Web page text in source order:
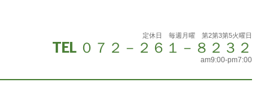
定休日 毎週月曜 第2第3第5火曜日
TEL ０７２－２６１－８２３２
am9:00-pm7:00